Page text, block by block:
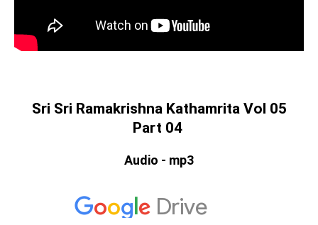
Sri Sri Ramakrishna Kathamrita Vol 05
Part 04
Audio - mp3